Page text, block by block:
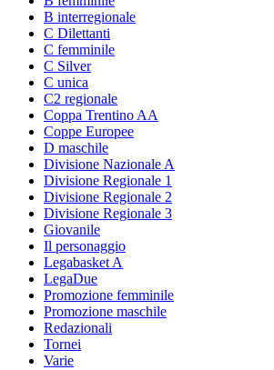
B interregionale
C Dilettanti
C femminile
C Silver
C unica
C2 regionale
Coppa Trentino AA
Coppe Europee
D maschile
Divisione Nazionale A
Divisione Regionale 1
Divisione Regionale 2
Divisione Regionale 3
Giovanile
Il personaggio
Legabasket A
LegaDue
Promozione femminile
Promozione maschile
Redazionali
Tornei
Varie